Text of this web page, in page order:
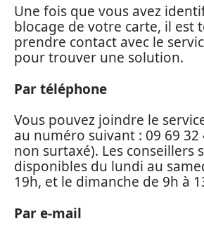
Une fois que vous avez
blocage de votre carte, il est
prendre contact avec le
pour trouver une solution.
Par téléphone
Vous pouvez joindre le
au numéro suivant : 09 69 32
non surtaxé). Les conseillers
disponibles du lundi au
19h, et le dimanche de 9h à
Par e-mail